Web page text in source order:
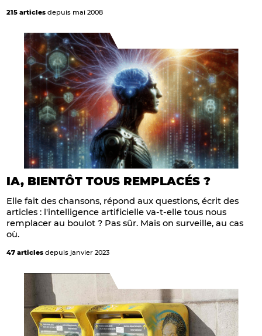
215 articles depuis mai 2008
IA, BIENTÔT TOUS REMPLACÉS ?
Elle fait des chansons, répond aux questions, écrit des
articles : l'intelligence artificielle va-t-elle tous nous
remplacer au boulot ? Pas sûr. Mais on surveille, au cas
où.
47 articles depuis janvier 2023